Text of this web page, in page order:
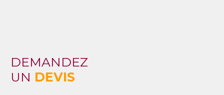
DEMANDEZ
UN DEVIS